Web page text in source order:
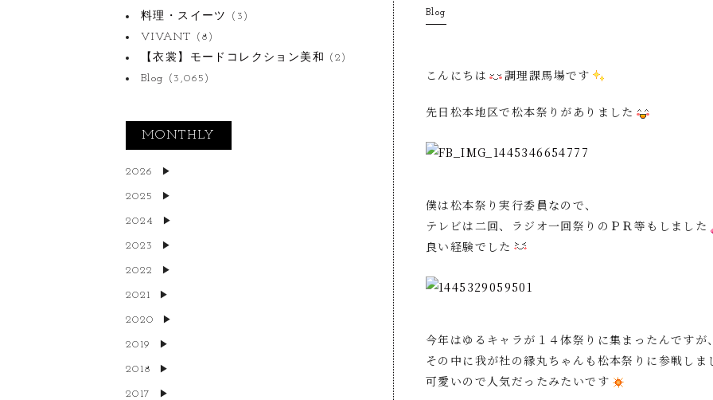
料理・スイーツ
(3)
VIVANT (8)
【衣裳】モードコレクション美和 (2)
Blog (3,065)
MONTHLY
2026
2025
2024
2023
2022
2021
2020
2019
2018
2017
Blog
こんにちは 調理課馬場です
先日松本地区で松本祭りがありました
僕は松本祭り実行委員なので、
テレビは二回、ラジオ一回祭りのＰＲ等もしました
良い経験でした
今年はゆるキャラが１４体祭りに集まったんですが
その中に我が社の縁丸ちゃんも松本祭りに参戦しま
可愛いので人気だったみたいです